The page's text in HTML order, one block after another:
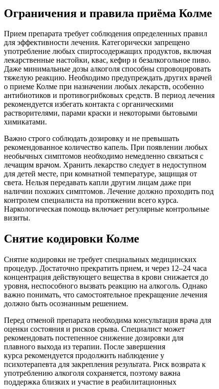
Ограничения и правила приёма Колме
Прием препарата требует соблюдения определенных правил
для эффективности лечения. Категорически запрещено
употребление любых спиртосодержащих продуктов, включая
лекарственные настойки, квас, кефир и безалкогольное пиво.
Даже минимальные дозы алкоголя способны спровоцировать
тяжелую реакцию. Необходимо предупреждать других врачей
о приеме Колме при назначении любых лекарств, особенно
антибиотиков и противогрибковых средств. В период лечения
рекомендуется избегать контакта с органическими
растворителями, парами краски и некоторыми бытовыми
химикатами.
Важно строго соблюдать дозировку и не превышать
рекомендованное количество капель. При появлении любых
необычных симптомов необходимо немедленно связаться с
лечащим врачом. Хранить лекарство следует в недоступном
для детей месте, при комнатной температуре, защищая от
света. Нельзя передавать капли другим лицам даже при
наличии похожих симптомов. Лечение должно проходить под
контролем специалиста на протяжении всего курса.
Наркологическая помощь включает регулярные контрольные
визиты.
Снятие кодировки Колме
Снятие кодировки не требует специальных медицинских
процедур. Достаточно прекратить прием, и через 12–24 часа
концентрация действующего вещества в крови снижается до
уровня, неспособного вызвать реакцию на алкоголь. Однако
важно понимать, что самостоятельное прекращение лечения
должно быть осознанным решением.
Перед отменой препарата необходима консультация врача для
оценки состояния и рисков срыва. Специалист может
рекомендовать постепенное снижение дозировки для
плавного выхода из терапии. После завершения
курса рекомендуется продолжить наблюдение у
психотерапевта для закрепления результата. Риск возврата к
употреблению алкоголя сохраняется, поэтому важна
поддержка близких и участие в реабилитационных